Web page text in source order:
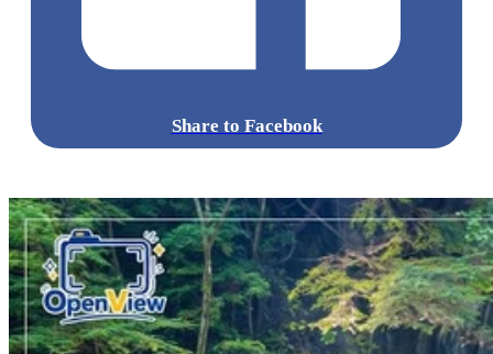
Share to Facebook